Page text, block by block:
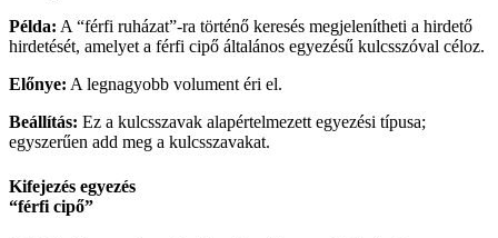
Példa: A “férfi ruházat”-ra történő keresés megjelenítheti a hirdető
hirdetését, amelyet a férfi cipő általános egyezésű kulcsszóval céloz.
Előnye: A legnagyobb volument éri el.
Beállítás: Ez a kulcsszavak alapértelmezett egyezési típusa;
egyszerűen add meg a kulcsszavakat.
Kifejezés egyezés
“férfi cipő”